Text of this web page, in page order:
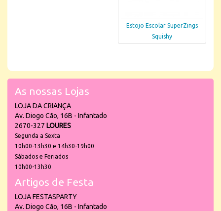
Estojo Escolar SuperZings
Squishy
As nossas Lojas
LOJA DA CRIANÇA
Av. Diogo Cão, 16B - Infantado
2670-327 LOURES
Segunda a Sexta
10h00-13h30 e 14h30-19h00
Sábados e Feriados
10h00-13h30
Artigos de Festa
LOJA FESTASPARTY
Av. Diogo Cão, 16B - Infantado